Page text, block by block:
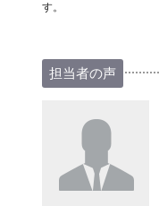
す。
担当者の声